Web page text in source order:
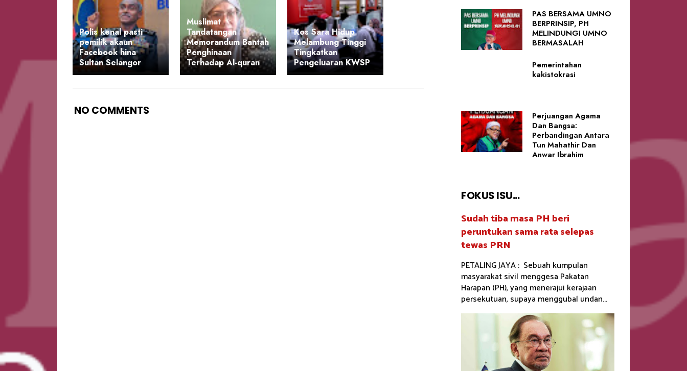
Polis kenal pasti
pemilik akaun
Facebook hina
Sultan Selangor
Muslimat
Tandatangan
Memorandum Bantah
Penghinaan
Terhadap Al-quran
Kos Sara Hidup
Melambung Tinggi
Tingkatkan
Pengeluaran KWSP
NO COMMENTS
PAS BERSAMA UMNO
BERPRINSIP, PH
MELINDUNGI UMNO
BERMASALAH
Pemerintahan
kakistokrasi
Perjuangan Agama
Dan Bangsa:
Perbandingan Antara
Tun Mahathir Dan
Anwar Ibrahim
FOKUS ISU...
Sudah tiba masa PH beri
peruntukan sama rata selepas
tewas PRN
PETALING JAYA : Sebuah kumpulan
masyarakat sivil menggesa Pakatan
Harapan (PH), yang menerajui kerajaan
persekutuan, supaya menggubal undan...